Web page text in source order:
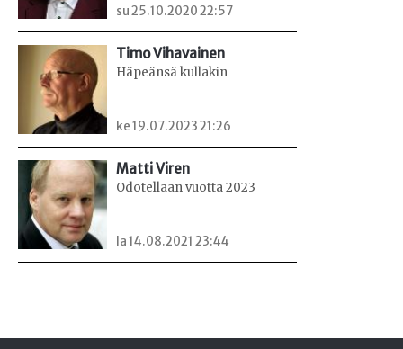
su 25.10.2020 22:57
Timo Vihavainen
Häpeänsä kullakin
ke 19.07.2023 21:26
Matti Viren
Odotellaan vuotta 2023
la 14.08.2021 23:44